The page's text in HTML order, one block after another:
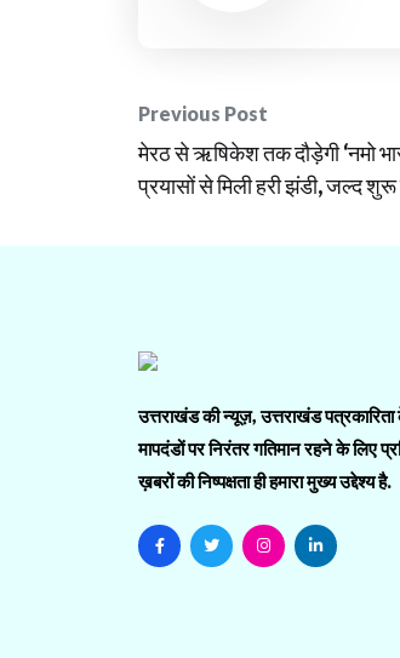
Post
navigation
Previous Post
​मेरठ से ऋषिकेश तक दौड़ेगी ‘नमो
प्रयासों से मिली हरी झंडी, जल्द शुरू
उत्तराखंड की न्यूज़, उत्तराखंड
मापदंडों पर निरंतर गतिमान रहने के लिए
ख़बरों की निष्पक्षता ही हमारा मुख्य उद्देश्य है.